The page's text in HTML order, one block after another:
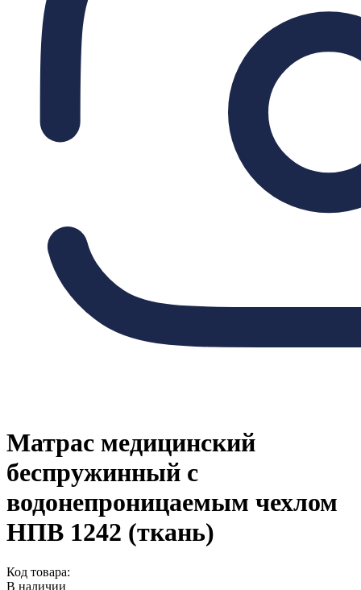
Матрас медицинский
беспружинный с
водонепроницаемым чехлом
НПВ 1242 (ткань)
Код товара:
В наличии